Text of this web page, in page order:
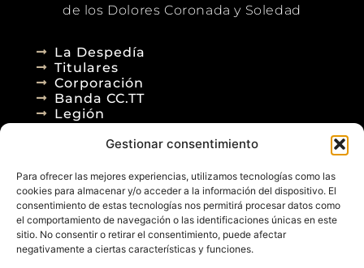
Gestionar consentimiento
Para ofrecer las mejores experiencias, utilizamos tecnologías como las
cookies para almacenar y/o acceder a la información del dispositivo. El
consentimiento de estas tecnologías nos permitirá procesar datos como
el comportamiento de navegación o las identificaciones únicas en este
sitio. No consentir o retirar el consentimiento, puede afectar
negativamente a ciertas características y funciones.
de los Dolores Coronada y Soledad
La Despedía
Titulares
Corporación
Banda CC.TT
Legión
Agenda
Blog
Contacto